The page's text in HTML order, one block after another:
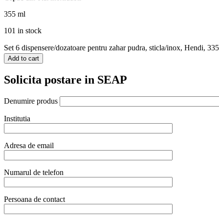
355 ml
101 in stock
Set 6 dispensere/dozatoare pentru zahar pudra, sticla/inox, Hendi,
Add to cart
Solicita postare in SEAP
Denumire produs
Institutia
Adresa de email
Numarul de telefon
Persoana de contact